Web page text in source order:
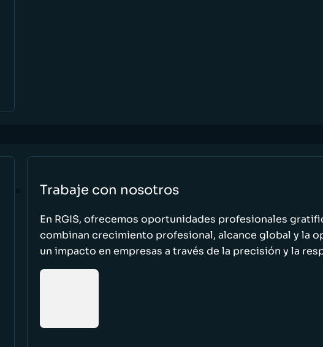
Trabaje con nosotros
En RGIS, ofrecemos oportunidades profesionales
combinan crecimiento profesional, alcance global y la
un impacto en empresas a través de la precisión y la